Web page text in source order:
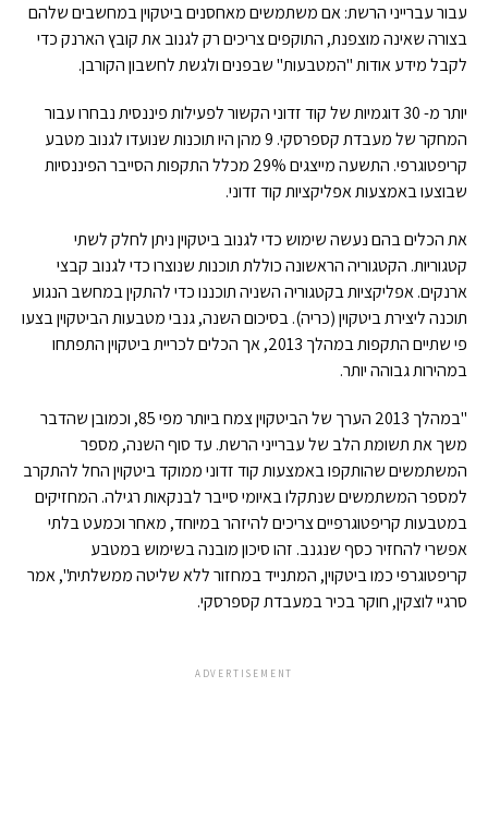
עבור עברייני הרשת: אם משתמשים מאחסנים ביטקוין במחשבים שלהם
בצורה שאינה מוצפנת, התוקפים צריכים רק לגנוב את קובץ הארנק כדי
לקבל מידע אודות "המטבעות" שבפנים ולגשת לחשבון הקורבן.
יותר מ- 30 דוגמיות של קוד זדוני הקשור לפעילות פיננסית נבחרו עבור
המחקר של מעבדת קספרסקי. 9 מהן היו תוכנות שנועדו לגנוב מטבע
קריפטוגרפי. התשעה מייצגים 29% מכלל התקפות הסייבר הפיננסיות
שבוצעו באמצעות אפליקציות קוד זדוני.
את הכלים בהם נעשה שימוש כדי לגנוב ביטקוין ניתן לחלק לשתי
קטגוריות. הקטגוריה הראשונה כוללת תוכנות שנוצרו כדי לגנוב קבצי
ארנקים. אפליקציות בקטגוריה השניה תוכננו כדי להתקין במחשב הנגוע
תוכנה ליצירת ביטקוין (כריה). בסיכום השנה, גנבי מטבעות הביטקוין בצעו
פי שתיים התקפות במהלך 2013, אך הכלים לכריית ביטקוין התפתחו
במהירות גבוהה יותר.
"במהלך 2013 הערך של הביטקוין צמח ביותר מפי 85, וכמובן שהדבר
משך את תשומת הלב של עברייני הרשת. עד סוף השנה, מספר
המשתמשים שהותקפו באמצעות קוד זדוני ממוקד ביטקוין החל להתקרב
למספר המשתמשים שנתקלו באיומי סייבר לבנקאות רגילה. המחזיקים
במטבעות קריפטוגרפיים צריכים להיזהר במיוחד, מאחר וכמעט בלתי
אפשרי להחזיר כסף שנגנב. זהו סיכון מובנה בשימוש במטבע
קריפטוגרפי כמו ביטקוין, המתנייד במחזור ללא שליטה ממשלתית", אמר
סרגיי לוצקין, חוקר בכיר במעבדת קספרסקי.
ADVERTISEMENT